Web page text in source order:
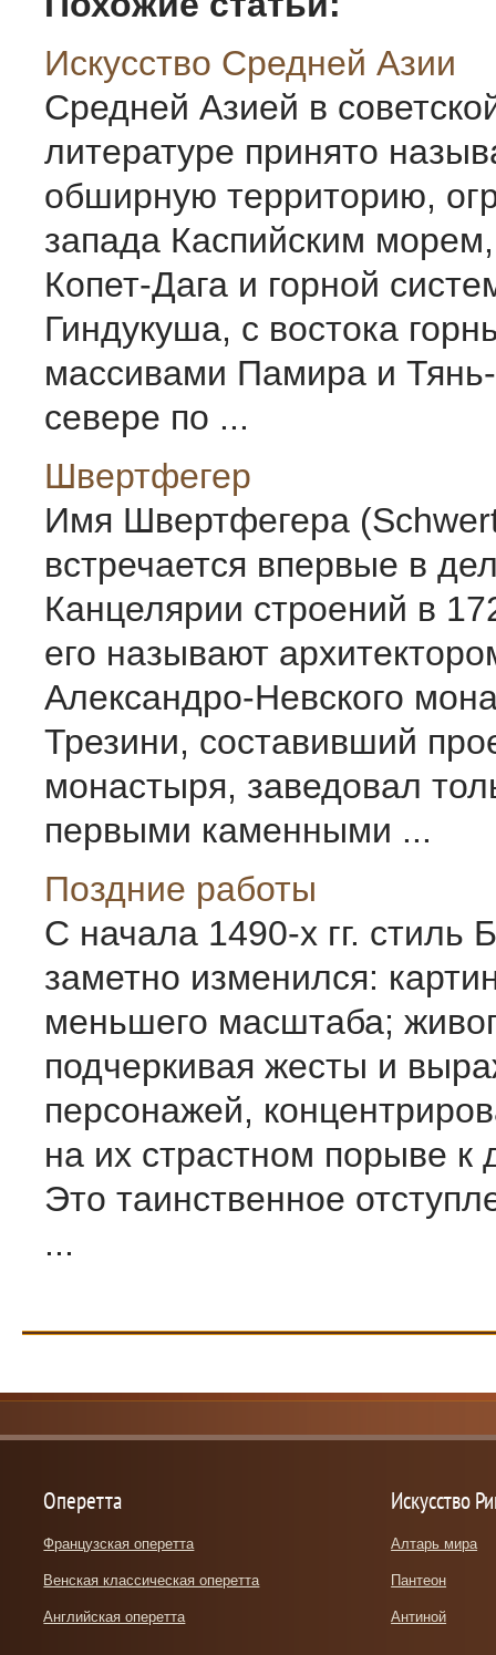
Искусство Средней Азии
Средней Азией в
литературе принято
обширную территорию,
запада Каспийским
Копет-Дага и горной
Гиндукуша, с востока
массивами Памира и
севере по ...
Швертфегер
Имя Швертфегера
встречается впервые в
Канцелярии строений в
его называют
Александро-Невского
Трезини, составивший
монастыря, заведовал
первыми каменными ...
Поздние работы
С начала 1490-х гг. стиль
заметно изменился:
меньшего масштаба;
подчеркивая жесты и
персонажей,
на их страстном порыве к
Это таинственное
...
Оперетта
Французская оперетта
Венская классическая оперетта
Английская оперетта
Искусство
Алтарь мира
Пантеон
Антиной